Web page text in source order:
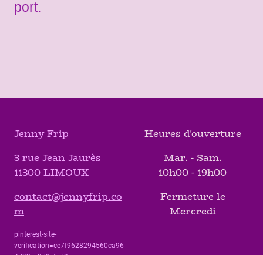
port.
Jenny Frip
3 rue Jean Jaurès
11300 LIMOUX
contact@jennyfrip.co
m
pinterest-site-
verification=ce7f9628294560ca96
Heures d'ouverture
Mar. - Sam.
10h00 - 19h00
Fermeture le
Mercredi